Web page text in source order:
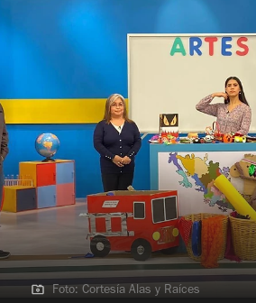
Foto: Cortesía Alas y Raíces